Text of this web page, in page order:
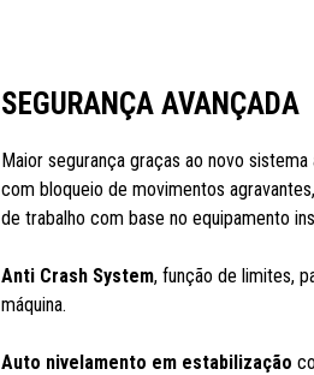
SEGURANÇA AVANÇADA
Maior segurança graças ao novo
com bloqueio de movimentos
de trabalho com base no equipamento
Anti Crash System, função de limites,
máquina.
Auto nivelamento em estabilização